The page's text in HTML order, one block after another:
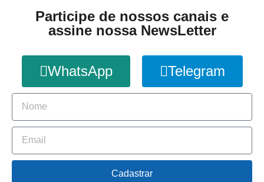
Participe de nossos canais e
assine nossa NewsLetter
WhatsApp Telegram
Cadastrar